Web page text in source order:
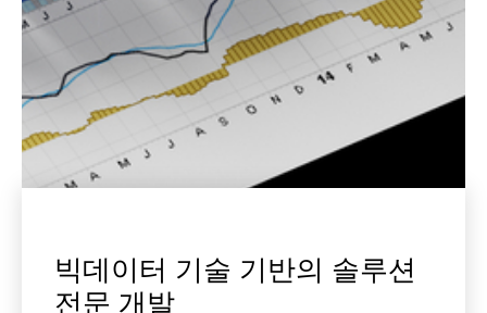
​빅데이터 기술 기반의 솔루션
전문 개발